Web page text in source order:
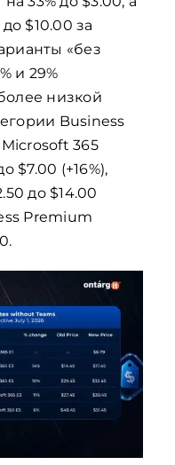
$10.00 за
«без
и 29%
низкой
Business
365
$7.00 (+16%),
до $14.00
Premium